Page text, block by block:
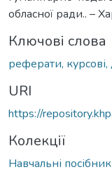
обласної ради.. –
Ключові слова
реферати, курсові,
URI
https://
Колекції
Навчальні